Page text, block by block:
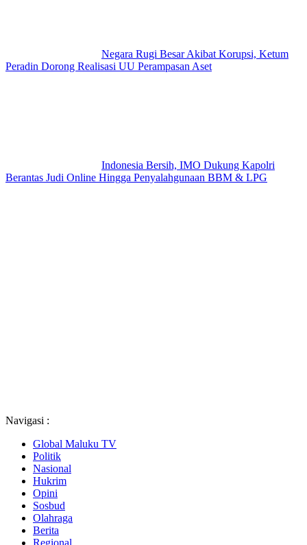
Negara Rugi Besar Akibat Korupsi, Ketum
Peradin Dorong Realisasi UU Perampasan Aset
Indonesia Bersih, IMO Dukung Kapolri
Berantas Judi Online Hingga Penyalahgunaan BBM & LPG
Navigasi :
Global Maluku TV
Politik
Nasional
Hukrim
Opini
Sosbud
Olahraga
Berita
Regional